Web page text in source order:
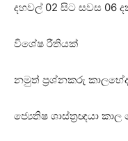
දහවල් 02 සිට සවස 06
විශේෂ රීතියක්‌
නමුත් ප්‍රශ්නකරු
ජ්‍යෙතිෂ ශාස්‌ත්‍රඥයා